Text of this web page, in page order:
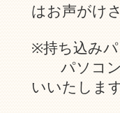
はお声がけ
※持ち込み
パソコン
いいたします